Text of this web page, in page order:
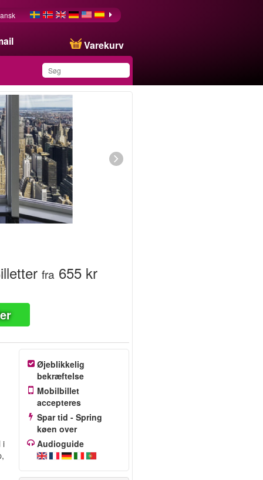
Varekurv
Du har gemt dette
produkt på din liste
fra 655 kr
i
Øjeblikkelig
bekræftelse
Mobilbillet
accepteres
Spar tid - Spring
køen over
Audioguide